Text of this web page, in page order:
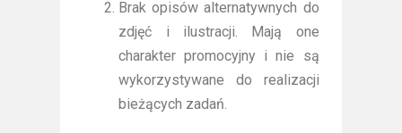
Brak opisów alternatywnych do
zdjęć i ilustracji. Mają one
charakter promocyjny i nie są
wykorzystywane do realizacji
bieżących zadań.